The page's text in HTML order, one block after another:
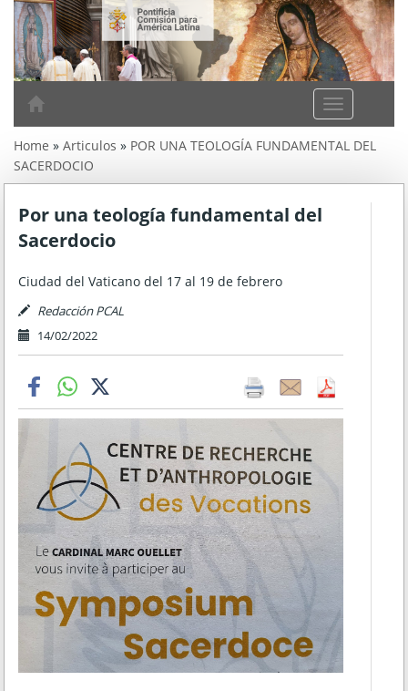
A
m
é
i
Home » Articulos » POR UNA TEOLOGÍA FUNDAMENTAL DEL
SACERDOCIO
Por una teología fundamental del
Sacerdocio
Ciudad del Vaticano del 17 al 19 de febrero
Redacción PCAL
14/02/2022